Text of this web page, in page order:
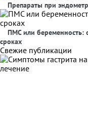
Препараты при
ПМС или беременность:
сроках
Свежие публикации